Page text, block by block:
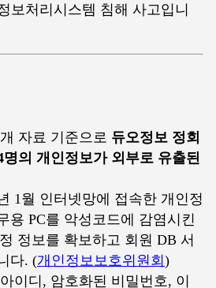
보처리시스템 침해 사고입니
자료 기준으로 듀오정보 정회
명의 개인정보가 외부로 유출된
1월 인터넷망에 접속한 개인정
용 PC를 악성코드에 감염시킨
정보를 확보하고 회원 DB 서
다. (개인정보보호위원회 )
이디, 암호화된 비밀번호, 이